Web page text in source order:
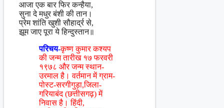
आजा एक बार फिर कन्हैया,
सुना दे मधुर बंशी की तान।
प्रेम शांति खुशी सौहार्द्र से,
झूम जाए पूरा ये हिन्दुस्तान॥
परिचय-कृष्ण कुमार कश्यप
की जन्म तारीख १७ फरवरी
१९७८ और जन्म स्थान-
उरमाल है। वर्तमान में ग्राम-
पोस्ट-सरगीगुड़ा,जिला-
गरियाबंद (छत्तीसगढ़) में
निवास है। हिंदी,